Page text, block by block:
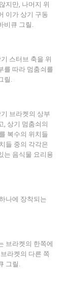
지만, 나머지 위
이가 상기 구동
비큐 그릴.
스터브 축을 위
를 따라 멈춤쇠를
릴.
브라켓의 상부
, 상기 멈춤쇠의
복수의 위치들
들 중의 각각은
는 음식물 요리용
나에 장착되는
브라켓의 한쪽에
라켓의 다른 쪽
그릴.